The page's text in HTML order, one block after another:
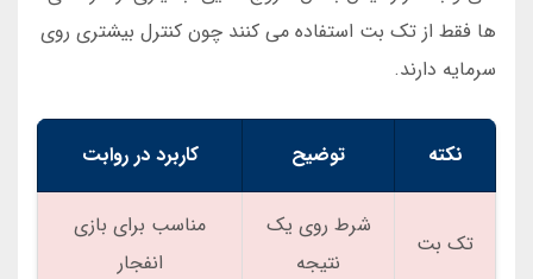
ها فقط از تک بت استفاده می کنند چون کنترل بیشتری روی
سرمایه دارند.
نکته توضیح کاربرد در روابت
تک بت
شرط روی یک
نتیجه
مناسب برای بازی
انفجار